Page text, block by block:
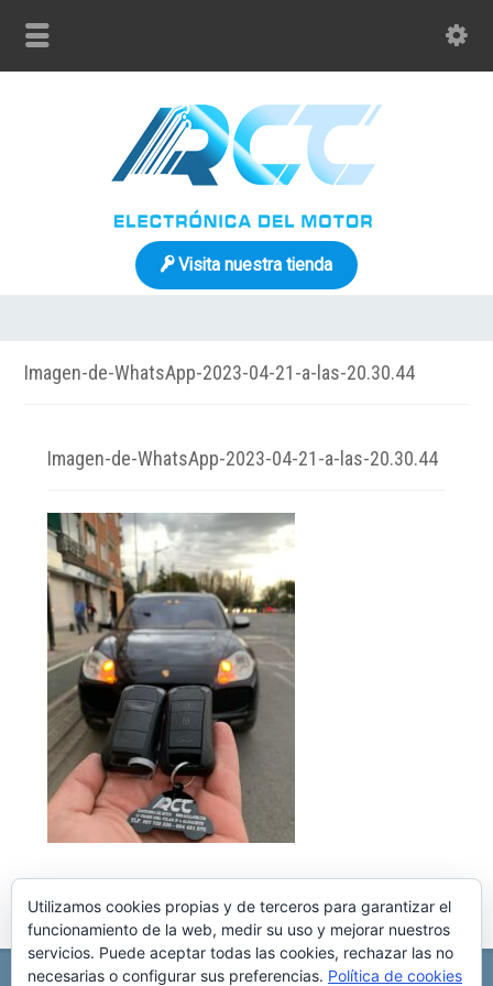
Visita nuestra tienda
Imagen-de-WhatsApp-2023-04-21-a-las-20.30.44
Imagen-de-WhatsApp-2023-04-21-a-las-20.30.44
Utilizamos cookies propias y de terceros para garantizar el
funcionamiento de la web, medir su uso y mejorar nuestros
servicios. Puede aceptar todas las cookies, rechazar las no
necesarias o configurar sus preferencias. Política de cookies